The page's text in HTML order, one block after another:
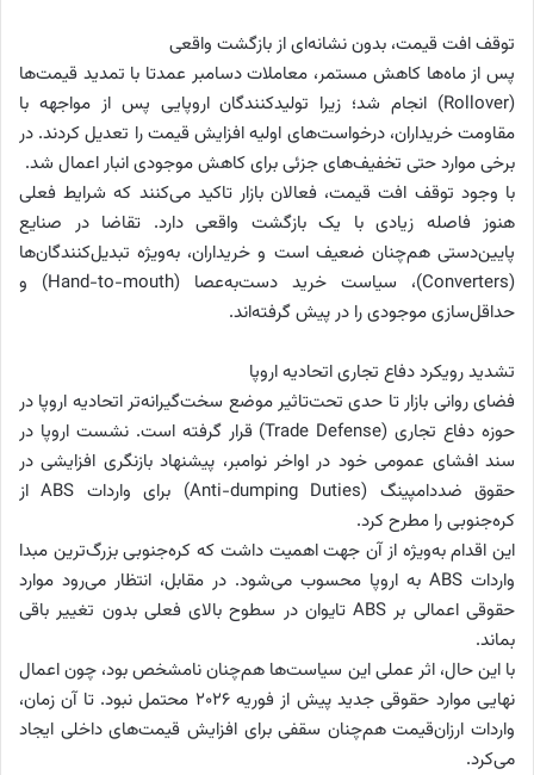
توقف افت قیمت، بدون نشانه‌ای از بازگشت واقعی
پس از ماه‌ها کاهش مستمر، معاملات دسامبر عمدتا با تمدید قیمت‌ها
(Rollover) انجام شد؛ زیرا تولیدکنندگان اروپایی پس از مواجهه با
مقاومت خریداران، درخواست‌های اولیه افزایش قیمت را تعدیل کردند. در
برخی موارد حتی تخفیف‌های جزئی برای کاهش موجودی انبار اعمال شد.
با وجود توقف افت قیمت، فعالان بازار تاکید می‌کنند که شرایط فعلی
هنوز فاصله زیادی با یک بازگشت واقعی دارد. تقاضا در صنایع
پایین‌دستی هم‌چنان ضعیف است و خریداران، به‌ویژه تبدیل‌کنندگان‌ها
(Converters)، سیاست خرید دست‌به‌عصا (Hand-to-mouth) و
حداقل‌سازی موجودی را در پیش گرفته‌اند.
تشدید رویکرد دفاع تجاری اتحادیه اروپا
فضای روانی بازار تا حدی تحت‌تاثیر موضع سخت‌گیرانه‌تر اتحادیه اروپا در
حوزه دفاع تجاری (Trade Defense) قرار گرفته است. نشست اروپا در
سند افشای عمومی خود در اواخر نوامبر، پیشنهاد بازنگری افزایشی در
حقوق ضددامپینگ (Anti-dumping Duties) برای واردات ABS از
کره‌جنوبی را مطرح کرد.
این اقدام به‌ویژه از آن جهت اهمیت داشت که کره‌جنوبی بزرگ‌ترین مبدا
واردات ABS به اروپا محسوب می‌شود. در مقابل، انتظار می‌رود موارد
حقوقی اعمالی بر ABS تایوان در سطوح بالای فعلی بدون تغییر باقی
بماند.
با این حال، اثر عملی این سیاست‌ها هم‌چنان نامشخص بود، چون اعمال
نهایی موارد حقوقی جدید پیش از فوریه ۲۰۲۶ محتمل نبود. تا آن زمان،
واردات ارزان‌قیمت هم‌چنان سقفی برای افزایش قیمت‌های داخلی ایجاد
می‌کرد.